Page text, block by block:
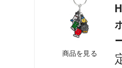
商品を見る